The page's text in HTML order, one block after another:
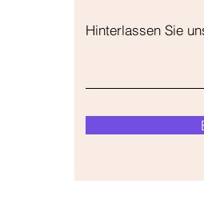
Hinterlassen Sie